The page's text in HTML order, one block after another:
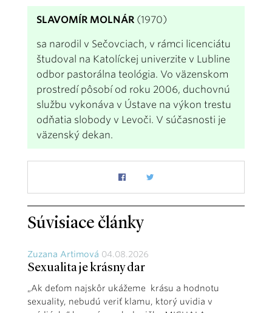
SLAVOMÍR MOLNÁR (1970)
sa narodil v Sečovciach, v rámci licenciátu
študoval na Katolíckej univerzite v Lubline
odbor pastorálna teológia. Vo väzenskom
prostredí pôsobí od roku 2006, duchovnú
službu vykonáva v Ústave na výkon trestu
odňatia slobody v Levoči. V súčasnosti je
väzenský dekan.
Súvisiace články
Zuzana Artimová 04.08.2026
Sexualita je krásny dar
„Ak deťom najskôr ukážeme krásu a hodnotu
sexuality, nebudú veriť klamu, ktorý uvidia v